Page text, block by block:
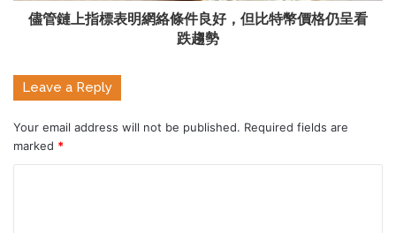
儘管鏈上指標表明網絡條件良好，但比特幣價格仍呈看
跌趨勢
Leave a Reply
Your email address will not be published. Required fields are
marked *